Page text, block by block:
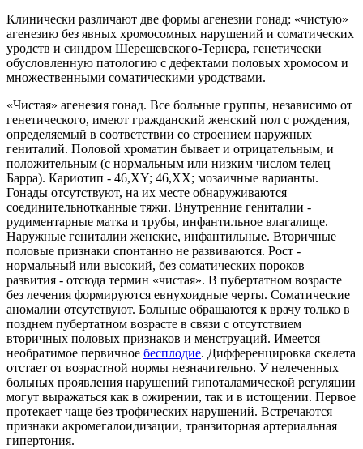
Клинически различают две формы агенезии гонад: «чистую»
агенезию без явных хромосомных нарушений и соматических
уродств и синдром Шерешевского-Тернера, генетически
обусловленную патологию с дефектами половых хромосом и
множественными соматическими уродствами.
«Чистая» агенезия гонад. Все больные группы, независимо от
генетического, имеют гражданский женский пол с рождения,
определяемый в соответствии со строением наружных
гениталий. Половой хроматин бывает и отрицательным, и
положительным (с нормальным или низким числом телец
Барра). Кариотип - 46,XY; 46,XX; мозаичные варианты.
Гонады отсутствуют, на их месте обнаруживаются
соединительнотканные тяжи. Внутренние гениталии -
рудиментарные матка и трубы, инфантильное влагалище.
Наружные гениталии женские, инфантильные. Вторичные
половые признаки спонтанно не развиваются. Рост -
нормальный или высокий, без соматических пороков
развития - отсюда термин «чистая». В пубертатном возрасте
без лечения формируются евнухоидные черты. Соматические
аномалии отсутствуют. Больные обращаются к врачу только в
позднем пубертатном возрасте в связи с отсутствием
вторичных половых признаков и менструаций. Имеется
необратимое первичное бесплодие. Дифференцировка скелета
отстает от возрастной нормы незначительно. У нелеченных
больных проявления нарушений гипоталамической регуляции
могут выражаться как в ожирении, так и в истощении. Первое
протекает чаще без трофических нарушений. Встречаются
признаки акромегалоидизации, транзиторная артериальная
гипертония.